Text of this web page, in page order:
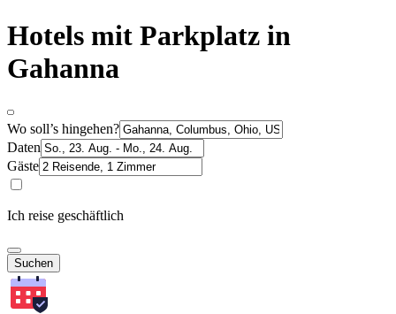
Hotels mit Parkplatz in
Gahanna
Wo soll’s hingehen?
Daten
Gäste
Ich reise geschäftlich
Suchen